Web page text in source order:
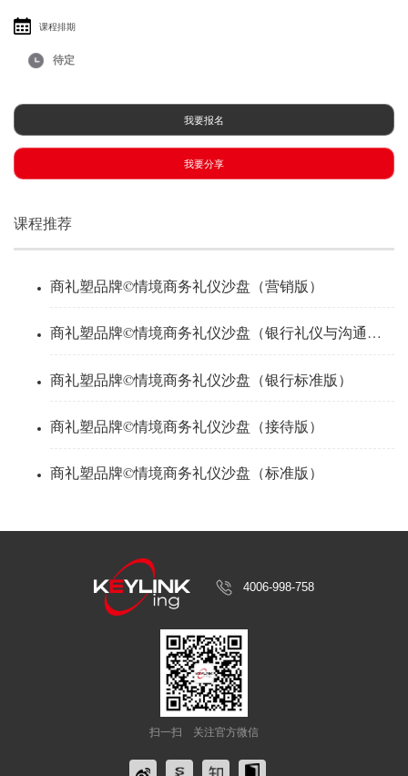
课程排期
待定
我要报名
我要分享
课程推荐
商礼塑品牌©情境商务礼仪沙盘（营销版）
商礼塑品牌©情境商务礼仪沙盘（银行礼仪与沟通版）
商礼塑品牌©情境商务礼仪沙盘（银行标准版）
商礼塑品牌©情境商务礼仪沙盘（接待版）
商礼塑品牌©情境商务礼仪沙盘（标准版）
4006-998-758
扫一扫 关注官方微信